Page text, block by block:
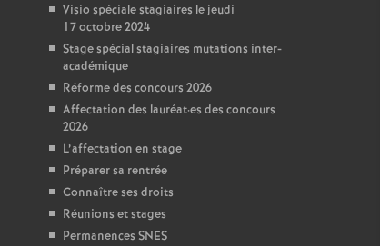
Visio spéciale stagiaires le jeudi
17 octobre 2024
Stage spécial stagiaires mutations inter-
académique
Réforme des concours 2026
Affectation des lauréat·es des concours
2026
L’affectation en stage
Préparer sa rentrée
Connaître ses droits
Réunions et stages
Permanences SNES